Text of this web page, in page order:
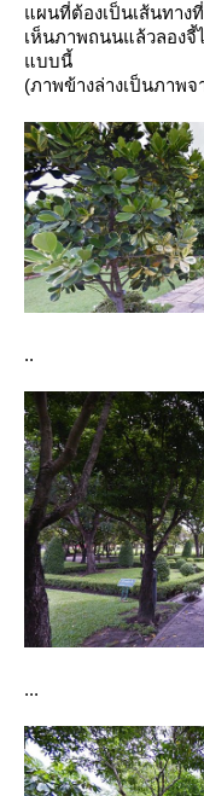
ผนที่ต้องเป็นเส้นทาง
เห็นภาพถนนแล้วลองจี้
บบนี้
(ภาพข้างล่างเป็นภาพ
..
...